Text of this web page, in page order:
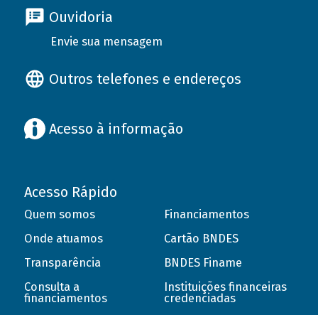
Ouvidoria
Envie sua mensagem
Outros telefones e endereços
Acesso à informação
Acesso Rápido
Quem somos
Onde atuamos
Transparência
Consulta a
financiamentos
Financiamentos
Cartão BNDES
BNDES Finame
Instituições financeiras
credenciadas